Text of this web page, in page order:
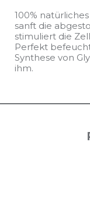
100%
sanft die
stimuliert die
Perfekt
Synthese von
ihm.